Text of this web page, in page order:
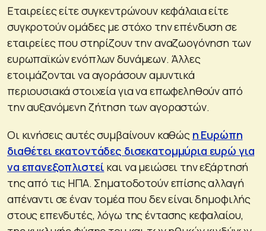
Εταιρείες είτε συγκεντρώνουν κεφάλαια είτε
συγκροτούν ομάδες με στόχο την επένδυση σε
εταιρείες που στηρίζουν την αναζωογόνηση των
ευρωπαϊκών ενόπλων δυνάμεων. Άλλες
ετοιμάζονται να αγοράσουν αμυντικά
περιουσιακά στοιχεία για να επωφεληθούν από
την αυξανόμενη ζήτηση των αγοραστών.
Οι κινήσεις αυτές συμβαίνουν καθώς η Ευρώπη
διαθέτει εκατοντάδες δισεκατομμύρια ευρώ για
να επανεξοπλιστεί και να μειώσει την εξάρτησή
της από τις ΗΠΑ. Σηματοδοτούν επίσης αλλαγή
απέναντι σε έναν τομέα που δεν είναι δημοφιλής
στους επενδυτές, λόγω της έντασης κεφαλαίου,